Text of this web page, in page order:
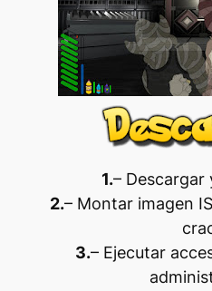
1.–
2.– Montar imagen
3.– Ejecutar